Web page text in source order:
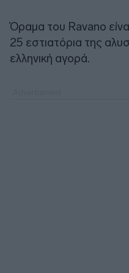
Όραμα του Ravano
25 εστιατόρια της
ελληνική αγορά.